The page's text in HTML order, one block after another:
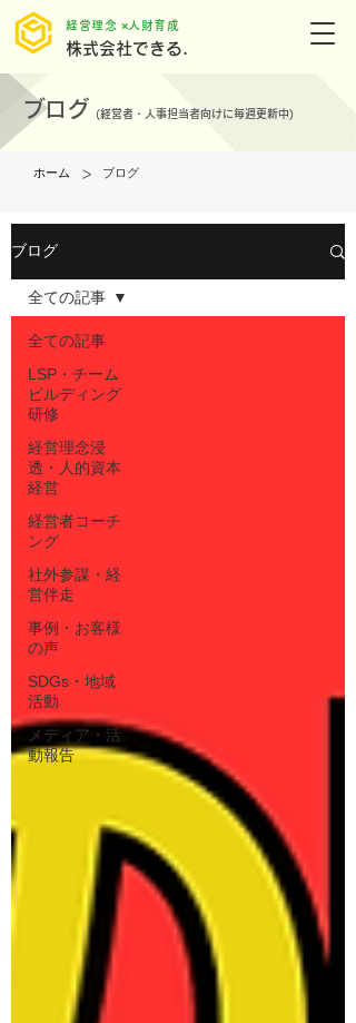
株式会社できる.
​経営理念 ×人財育成
ブログ (経営者・人事担当者向けに毎週更新中)
ホーム > ブログ
ブログ
全ての記事
LSP・チーム
ビルディング
研修
経営理念浸
透・人的資本
経営
経営者コーチ
ング
社外参謀・経
営伴走
事例・お客様
の声
SDGs・地域
活動
メディア・活
動報告
全ての記事